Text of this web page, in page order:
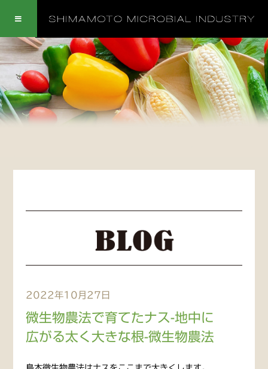
2022年10月27日
微生物農法で育てたナス-地中に
広がる太く大きな根-微生物農法